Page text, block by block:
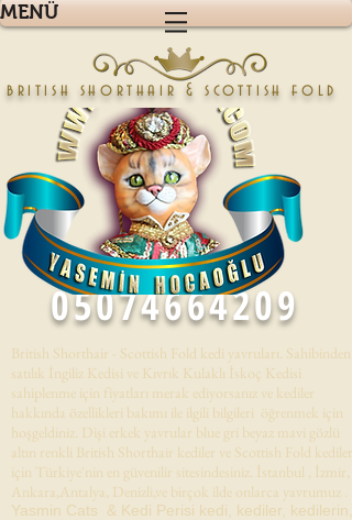
MENÜ
british shorthair & scottish fold
05074664209
British Shorthair - Scottish Fold kedi yavruları. Sahibinden
satılık İngiliz Kedisi ve Kıvrık Kulaklı İskoç Kedisi
sahiplenme için fiyatları merak ediyorsanız ve kediler
hakkında özellikleri bakımı ile ilgili bilgileri öğrenmek için
hoşgeldiniz. Dişi erkek yavrular blue gri beyaz mavi gözlü
altın renkli British Shorthair kediler ve Scottish Fold kedileri
için Türkiye'nin en güvenilir sitesindesiniz. İstanbul , İzmir,
Ankara,Antalya, Denizli,ve birçok ilde onlarca yavrumuz .
Yasmin Cats & Kedi Perisi kedi, kediler, kedilerin,